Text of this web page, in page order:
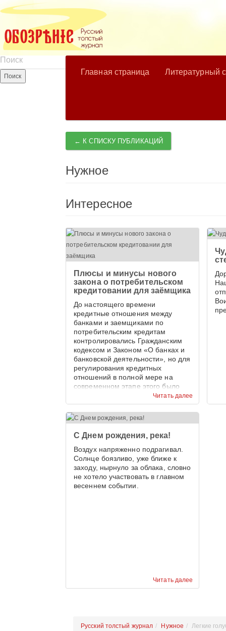
Главная страница Литературный
← К СПИСКУ ПУБЛИКАЦИЙ
Нужное
Интересное
Читать далее
Плюсы и минусы нового
закона о потребительском
кредитовании для заёмщика
До настоящего времени
кредитные отношения между
банками и заемщиками по
потребительским кредитам
контролировались Гражданским
кодексом и Законом «О банках и
банковской деятельности», но для
регулирования кредитных
отношений в полной мере на
современном этапе этого было
Читать далее
С Днем рождения, река!
Воздух напряженно подрагивал.
Солнце боязливо, уже ближе к
заходу, нырнуло за облака, словно
не хотело участвовать в главном
весеннем событии.
Русский толстый журнал Нужное Легкие